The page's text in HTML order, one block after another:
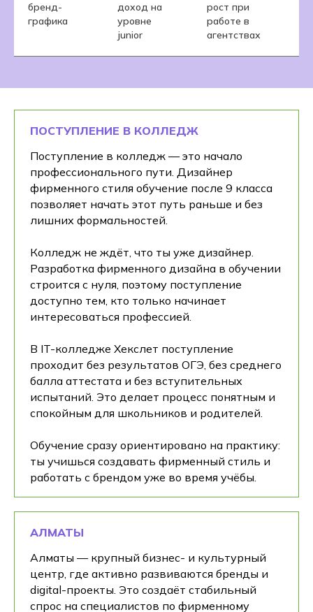
бренд-
графика
доход на
уровне
junior
рост при
работе в
агентствах
ПОСТУПЛЕНИЕ В КОЛЛЕДЖ
Поступление в колледж — это начало
профессионального пути. Дизайнер
фирменного стиля обучение после 9 класса
позволяет начать этот путь раньше и без
лишних формальностей.
Колледж не ждёт, что ты уже дизайнер.
Разработка фирменного дизайна в обучении
строится с нуля, поэтому поступление
доступно тем, кто только начинает
интересоваться профессией.
В IT-колледже Хекслет поступление
проходит без результатов ОГЭ, без среднего
балла аттестата и без вступительных
испытаний. Это делает процесс понятным и
спокойным для школьников и родителей.
Обучение сразу ориентировано на практику:
ты учишься создавать фирменный стиль и
работать с брендом уже во время учёбы.
АЛМАТЫ
Алматы — крупный бизнес- и культурный
центр, где активно развиваются бренды и
digital-проекты. Это создаёт стабильный
спрос на специалистов по фирменному
понять подходит ли
тебе эта профессия?
Получи бесплатный доступ к курсам
Хекслет — и убедись лично, что это твоё!
+7